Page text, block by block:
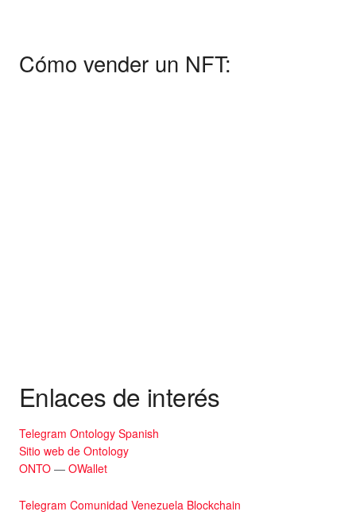
Cómo vender un NFT:
Enlaces de interés
Telegram Ontology Spanish
Sitio web de Ontology
ONTO — OWallet
Telegram Comunidad Venezuela Blockchain